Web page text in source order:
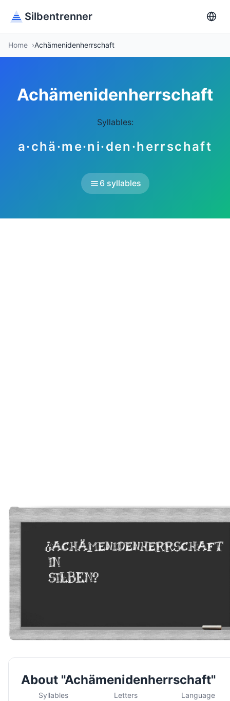
Silbentrenner
Home Achämenidenherrschaft
Achämenidenherrschaft
Syllables:
a·chä·me·ni·den·herrschaft
6 syllables
About "Achämenidenherrschaft"
Syllables Letters Language